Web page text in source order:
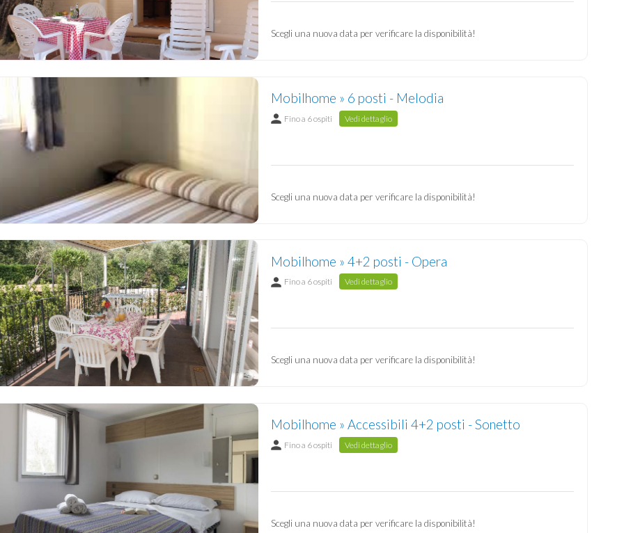
Scegli una nuova data per verificare la disponibilità!
Mobilhome » 6 posti - Melodia
Fino a 6 ospiti Vedi dettaglio
Scegli una nuova data per verificare la disponibilità!
Mobilhome » 4+2 posti - Opera
Fino a 6 ospiti Vedi dettaglio
Scegli una nuova data per verificare la disponibilità!
Mobilhome » Accessibili 4+2 posti - Sonetto
Fino a 6 ospiti Vedi dettaglio
Scegli una nuova data per verificare la disponibilità!